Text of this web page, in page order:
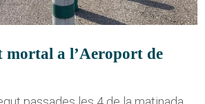
mortal a l’Aeroport de